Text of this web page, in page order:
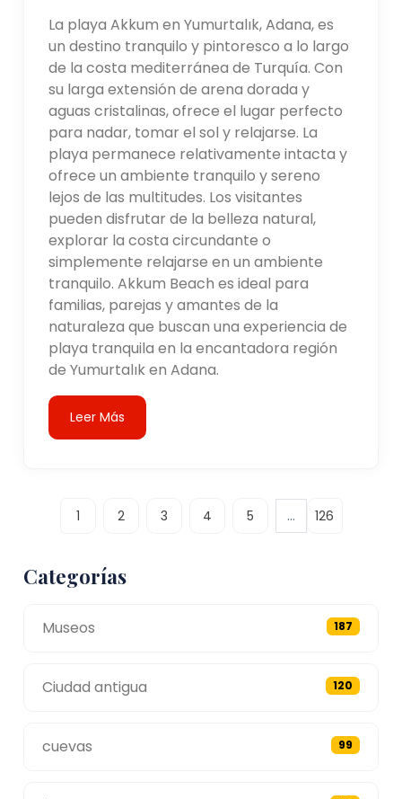
La playa Akkum en Yumurtalık, Adana, es
un destino tranquilo y pintoresco a lo largo
de la costa mediterránea de Turquía. Con
su larga extensión de arena dorada y
aguas cristalinas, ofrece el lugar perfecto
para nadar, tomar el sol y relajarse. La
playa permanece relativamente intacta y
ofrece un ambiente tranquilo y sereno
lejos de las multitudes. Los visitantes
pueden disfrutar de la belleza natural,
explorar la costa circundante o
simplemente relajarse en un ambiente
tranquilo. Akkum Beach es ideal para
familias, parejas y amantes de la
naturaleza que buscan una experiencia de
playa tranquila en la encantadora región
de Yumurtalık en Adana.
Leer Más
1 2 3 4 5 ... 126
Categorías
Museos 187
Ciudad antigua 120
cuevas 99